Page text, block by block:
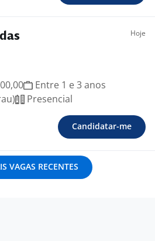
Hoje
Entre 1 e 3 anos
Presencial
Candidatar-me
VAGAS RECENTES